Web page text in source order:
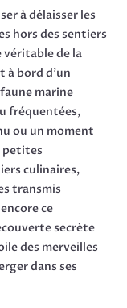
à délaisser les
hors des sentiers
véritable de la
à bord d’un
marine
fréquentées,
ou un moment
petites
culinaires,
transmis
ce
secrète
des merveilles
dans ses